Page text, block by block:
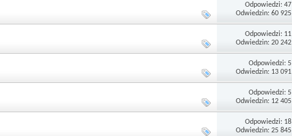
Odpowiedzi: 47
Odwiedzin: 60 925
Odpowiedzi: 11
Odwiedzin: 20 242
Odpowiedzi: 5
Odwiedzin: 13 091
Odpowiedzi: 5
Odwiedzin: 12 405
Odpowiedzi: 18
Odwiedzin: 25 845